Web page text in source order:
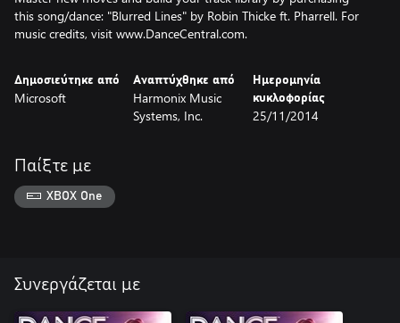
this song/dance: "Blurred Lines" by Robin Thicke ft. Pharrell. For
music credits, visit www.DanceCentral.com.
Δημοσιεύτηκε από
Microsoft
Αναπτύχθηκε από
Harmonix Music
Systems, Inc.
Ημερομηνία
κυκλοφορίας
25/11/2014
Παίξτε με
XBOX One
Συνεργάζεται με